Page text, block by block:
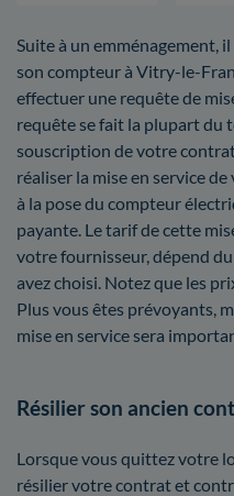
Suite à un emménagement,
son compteur à Vitry-le-
effectuer une requête de
requête se fait la plupart du
souscription de votre
réaliser la mise en service
à la pose du compteur
payante. Le tarif de cette
votre fournisseur, dépend
avez choisi. Notez que les
Plus vous êtes prévoyants,
mise en service sera
Résilier son ancien
Lorsque vous quittez votre
résilier votre contrat et